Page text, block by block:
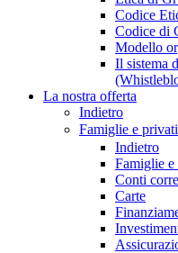
Codice
Codice di
Modello
Il sistema
La nostra offerta
Indietro
Famiglie e privati
Indietro
Famiglie e
Conti
Carte